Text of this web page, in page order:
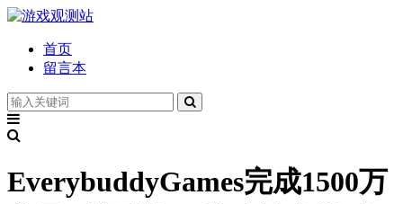
首页
留言本
EverybuddyGames完成1500万